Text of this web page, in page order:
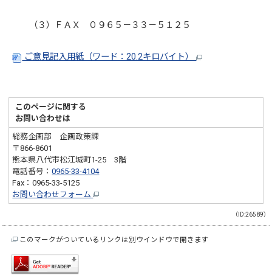
（３）ＦＡＸ ０９６５－３３－５１２５
ご意見記入用紙（ワード：20.2キロバイト）
このページに関する
お問い合わせは
総務企画部 企画政策課
〒866-8601
熊本県八代市松江城町1-25 3階
電話番号：0965-33-4104
Fax：0965-33-5125
お問い合わせフォーム
（ID:26589）
このマークがついているリンクは別ウインドウで開きます